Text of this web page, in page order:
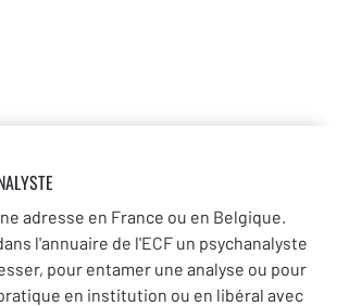
adresse en France ou en Belgique.
l'annuaire de l'ECF un psychanalyste
pour entamer une analyse ou pour
en institution ou en libéral avec